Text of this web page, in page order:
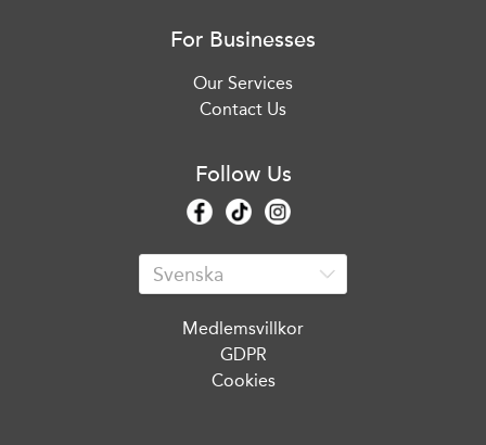
For Businesses
Our Services
Contact Us
Follow Us
Medlemsvillkor
GDPR
Cookies